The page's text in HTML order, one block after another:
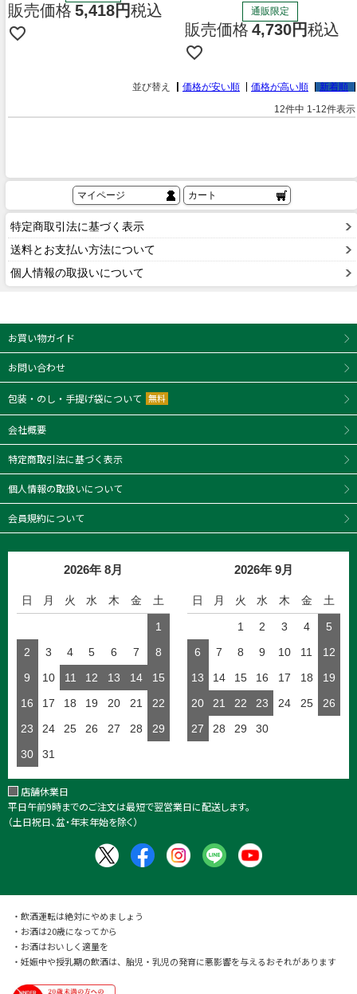
販売価格 5,418 税込 通販限定
販売価格 4,730 税込
並び替え 価格が安い順 価格が高い順
新着順
12件中 1-12件表示
マイページ カート
特定商取引法に基づく表示
送料とお支払い方法について
個人情報の取扱いについて
お買い物ガイド
お問い合わせ
包装・のし・手提げ袋について 無料
会社概要
特定商取引法に基づく表示
個人情報の取扱いについて
会員規約について
2026年 8月
日 月 火 水 木 金 土
1
2
3 4 5 6 7
8
9
10 11 12 13 14
15
16
17 18 19 20 21
22
23
24 25 26 27 28
29
30
31
2026年 9月
日 月 火 水 木 金 土
1 2 3 4
5
6
7 8 9 10 11
12
13
14 15 16 17 18
19
20
21 22 23 24 25
26
27
28 29 30
店舗休業日
平日午前9時までのご注文は最短で翌営業日に配送します。
（土日祝日、盆・年末年始を除く）
・飲酒運転は絶対にやめましょう
・お酒は20歳になってから
・お酒はおいしく適量を
・妊娠中や授乳期の飲酒は、胎児・乳児の発育に悪影響を与えるおそれがあります